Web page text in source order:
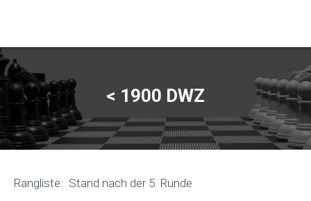
< 1900 DWZ
Rangliste: Stand nach der 5. Runde